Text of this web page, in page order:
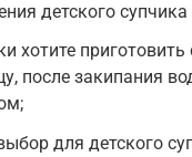
детского
хотите
после закипания
для детского